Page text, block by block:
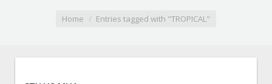
Home Entries tagged with "TROPICAL"